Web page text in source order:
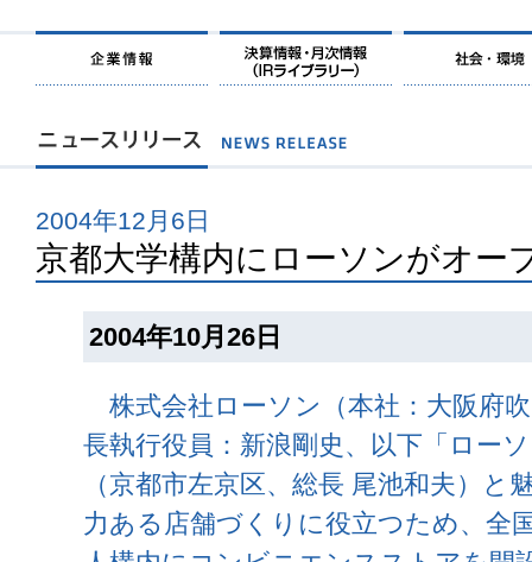
2004年12月6日
京都大学構内にローソンがオー
2004年10月26日
株式会社ローソン（本社：大阪府
長執行役員：新浪剛史、以下「ロー
（京都市左京区、総長 尾池和夫）と
力ある店舗づくりに役立つため、全